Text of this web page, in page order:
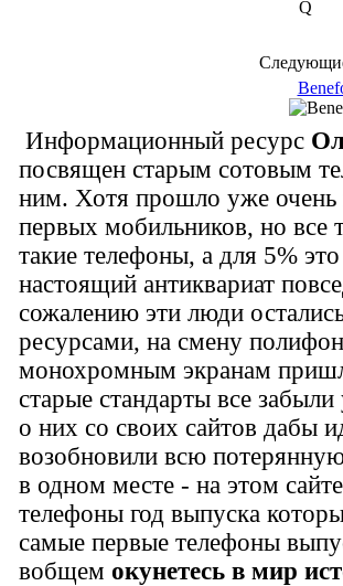
Информационный ресурс
посвящен старым сотовым
ним. Хотя прошло уже очень
первых мобильников, но все
такие телефоны, а для 5%
настоящий антиквариат
сожалению эти люди
ресурсами, на смену
монохромным экранам
старые стандарты все
о них со своих сайтов дабы
возобновили всю
в одном месте - на этом
телефоны год выпуска
самые первые телефоны
вобщем окунетесь в мир